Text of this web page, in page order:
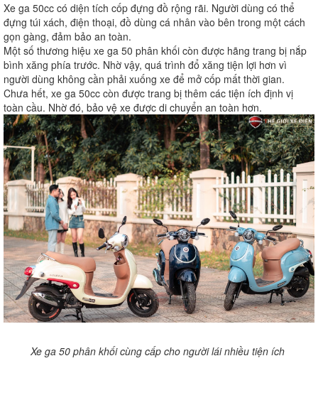
Xe ga 50cc có diện tích cốp đựng đồ rộng rãi. Người dùng có thể
đựng túi xách, điện thoại, đồ dùng cá nhân vào bên trong một cách
gọn gàng, đảm bảo an toàn.
Một số thương hiệu xe ga 50 phân khối còn được hãng trang bị nắp
bình xăng phía trước. Nhờ vậy, quá trình đổ xăng tiện lợi hơn vì
người dùng không cần phải xuống xe để mở cốp mất thời gian.
Chưa hết, xe ga 50cc còn được trang bị thêm các tiện ích định vị
toàn cầu. Nhờ đó, bảo vệ xe được di chuyển an toàn hơn.
Xe ga 50 phân khối cùng cấp cho người lái nhiều tiện ích